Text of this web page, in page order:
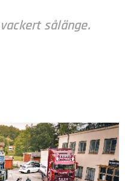
vackert sålänge.